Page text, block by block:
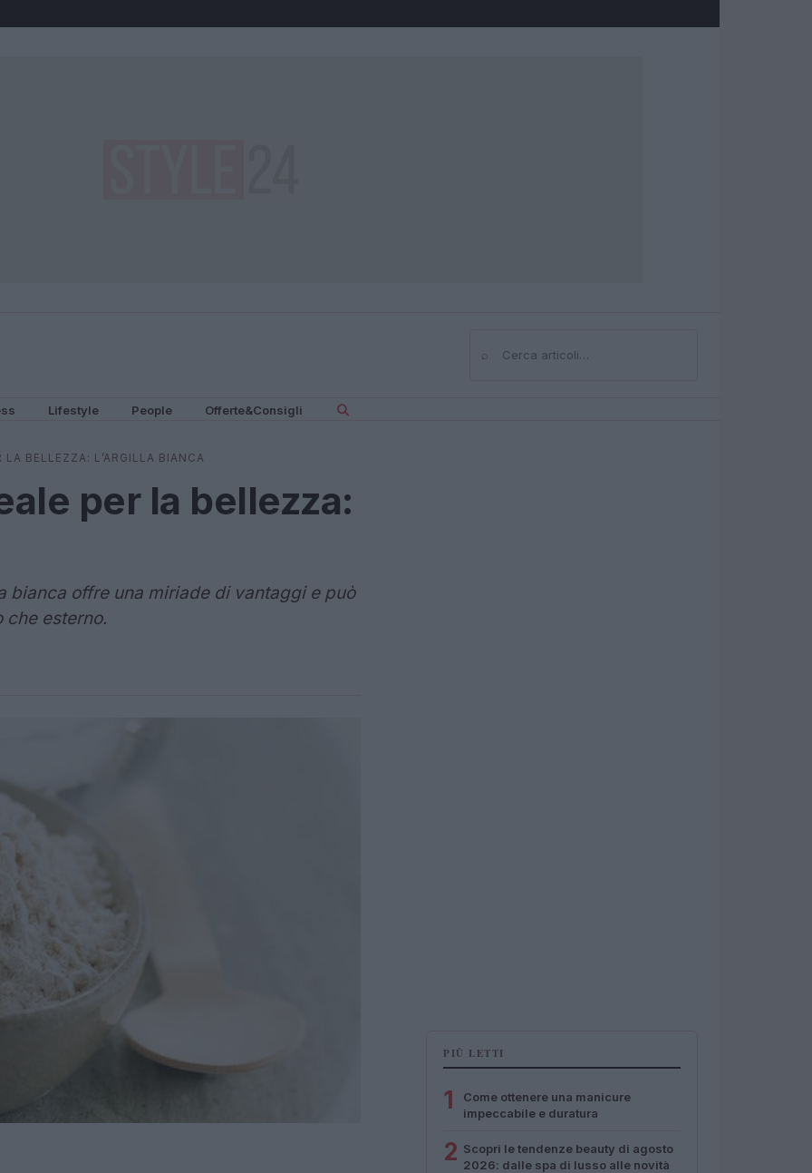
⌕Cerca
Lifestyle People Offerte&Consigli
LA BELLEZZA: L’ARGILLA BIANCA
per la bellezza:
bianca offre una miriade di vantaggi e può
che esterno.
PIÙ LETTI
1
Come ottenere una manicure
impeccabile e duratura
2 Scopri le tendenze beauty di agosto
2026: dalle spa di lusso alle novità